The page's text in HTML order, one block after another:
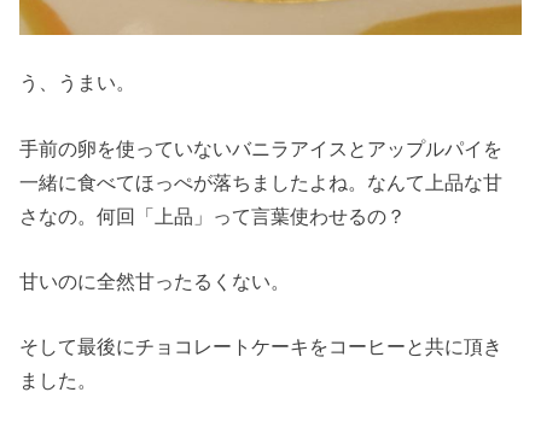
う、うまい。
手前の卵を使っていないバニラアイスとアップルパイを
一緒に食べてほっぺが落ちましたよね。なんて上品な甘
さなの。何回「上品」って言葉使わせるの？
甘いのに全然甘ったるくない。
そして最後にチョコレートケーキをコーヒーと共に頂き
ました。